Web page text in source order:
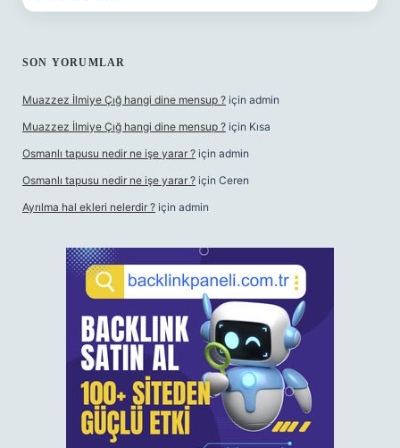
SON YORUMLAR
Muazzez İlmiye Çığ hangi dine mensup ? için admin
Muazzez İlmiye Çığ hangi dine mensup ? için Kısa
Osmanlı tapusu nedir ne işe yarar ? için admin
Osmanlı tapusu nedir ne işe yarar ? için Ceren
Ayrılma hal ekleri nelerdir ? için admin